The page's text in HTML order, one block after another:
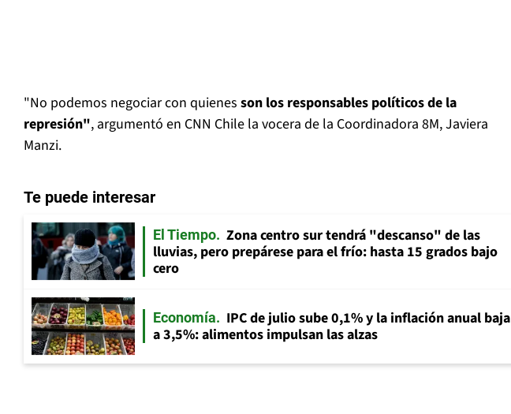
"No podemos negociar con quienes son los responsables políticos de la
represión", argumentó en CNN Chile la vocera de la Coordinadora 8M, Javiera
Manzi.
Te puede interesar
El Tiempo
Zona centro sur tendrá "descanso" de las
lluvias, pero prepárese para el frío: hasta 15 grados bajo
cero
Economía
IPC de julio sube 0,1% y la inflación anual baja
a 3,5%: alimentos impulsan las alzas